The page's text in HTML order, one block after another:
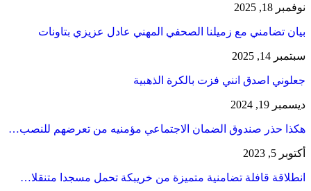
نوفمبر 18, 2025
بيان تضامني مع زميلنا الصحفي المهني عادل عزيزي بتاونات
سبتمبر 14, 2025
جعلوني اصدق انني فزت بالكرة الذهبية
ديسمبر 19, 2024
هكذا حذر صندوق الضمان الاجتماعي مؤمنيه من تعرضهم للنصب…
أكتوبر 5, 2023
انطلاقة قافلة تضامنية متميزة من خريبكة تحمل مسجدا متنقلا…